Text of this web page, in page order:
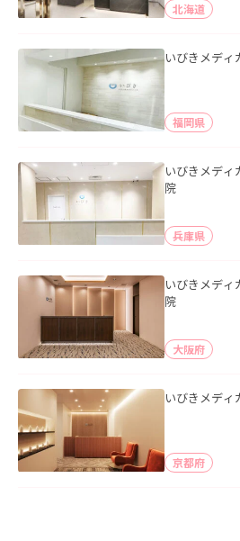
北海道
いびきメディ
福岡県
いびきメディ
院
兵庫県
いびきメディ
院
大阪府
いびきメディ
京都府